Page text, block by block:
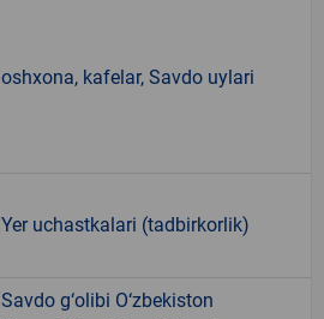
oshxona, kafelar, Savdo uylari
Yer uchastkalari (tadbirkorlik)
Savdo g‘olibi O‘zbekiston